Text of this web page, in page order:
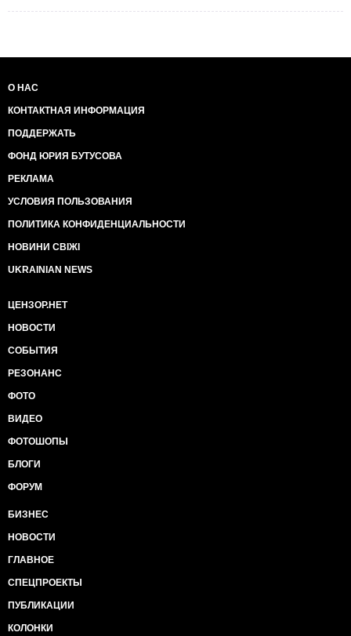
О НАС
КОНТАКТНАЯ ИНФОРМАЦИЯ
ПОДДЕРЖАТЬ
ФОНД ЮРИЯ БУТУСОВА
РЕКЛАМА
УСЛОВИЯ ПОЛЬЗОВАНИЯ
ПОЛИТИКА КОНФИДЕНЦИАЛЬНОСТИ
НОВИНИ СВІЖІ
UKRAINIAN NEWS
ЦЕНЗОР.НЕТ
НОВОСТИ
СОБЫТИЯ
РЕЗОНАНС
ФОТО
ВИДЕО
ФОТОШОПЫ
БЛОГИ
ФОРУМ
БИЗНЕС
НОВОСТИ
ГЛАВНОЕ
СПЕЦПРОЕКТЫ
ПУБЛИКАЦИИ
КОЛОНКИ